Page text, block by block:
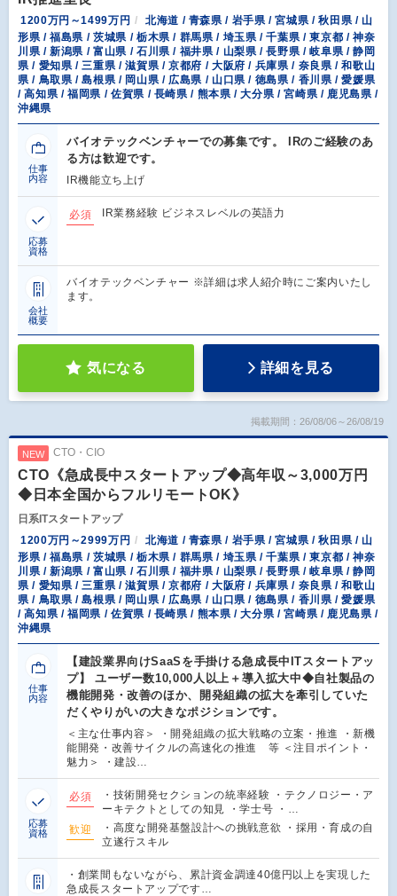
1200万円～1499万円
北海道 / 青森県 / 岩手県 / 宮城県 / 秋田県 / 山
形県 / 福島県 / 茨城県 / 栃木県 / 群馬県 / 埼玉県 / 千葉県 / 東京都 / 神奈
川県 / 新潟県 / 富山県 / 石川県 / 福井県 / 山梨県 / 長野県 / 岐阜県 / 静岡
県 / 愛知県 / 三重県 / 滋賀県 / 京都府 / 大阪府 / 兵庫県 / 奈良県 / 和歌山
県 / 鳥取県 / 島根県 / 岡山県 / 広島県 / 山口県 / 徳島県 / 香川県 / 愛媛県
/ 高知県 / 福岡県 / 佐賀県 / 長崎県 / 熊本県 / 大分県 / 宮崎県 / 鹿児島県 /
沖縄県
仕事
内容
バイオテックベンチャーでの募集です。 IRのご経験のあ
る方は歓迎です。
IR機能立ち上げ
応募
資格
必須 IR業務経験 ビジネスレベルの英語力
会社
概要
バイオテックベンチャー ※詳細は求人紹介時にご案内いたし
ます。
気になる 詳細を見る
掲載期間：26/08/06～26/08/19
NEW CTO・CIO
CTO《急成長中スタートアップ◆高年収～3,000万円
◆日本全国からフルリモートOK》
日系ITスタートアップ
1200万円～2999万円
北海道 / 青森県 / 岩手県 / 宮城県 / 秋田県 / 山
形県 / 福島県 / 茨城県 / 栃木県 / 群馬県 / 埼玉県 / 千葉県 / 東京都 / 神奈
川県 / 新潟県 / 富山県 / 石川県 / 福井県 / 山梨県 / 長野県 / 岐阜県 / 静岡
県 / 愛知県 / 三重県 / 滋賀県 / 京都府 / 大阪府 / 兵庫県 / 奈良県 / 和歌山
県 / 鳥取県 / 島根県 / 岡山県 / 広島県 / 山口県 / 徳島県 / 香川県 / 愛媛県
/ 高知県 / 福岡県 / 佐賀県 / 長崎県 / 熊本県 / 大分県 / 宮崎県 / 鹿児島県 /
沖縄県
仕事
内容
【建設業界向けSaaSを手掛ける急成長中ITスタートアッ
プ】 ユーザー数10,000人以上＋導入拡大中◆自社製品の
機能開発・改善のほか、開発組織の拡大を牽引していた
だくやりがいの大きなポジションです。
＜主な仕事内容＞ ・開発組織の拡大戦略の立案・推進 ・新機
能開発・改善サイクルの高速化の推進 等 ＜注目ポイント・
魅力＞ ・建設…
応募
資格
必須
・技術開発セクションの統率経験 ・テクノロジー・ア
ーキテクトとしての知見 ・学士号 ・…
歓迎
・高度な開発基盤設計への挑戦意欲 ・採用・育成の自
立遂行スキル
・創業間もないながら、累計資金調達40億円以上を実現した
急成長スタートアップです…